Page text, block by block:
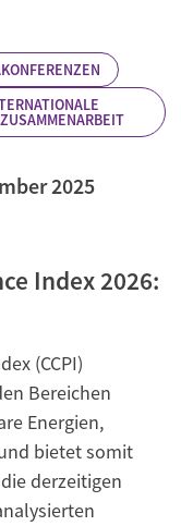
2025
Index 2026:
(CCPI)
Bereichen
Energien,
bietet somit
derzeitigen